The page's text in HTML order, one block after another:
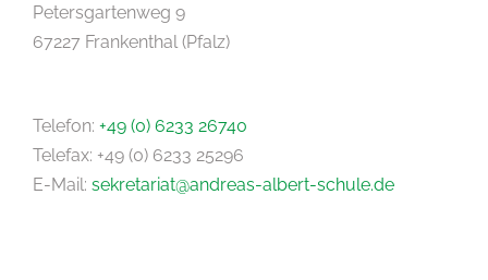
Petersgartenweg 9
67227 Frankenthal (Pfalz)
Telefon: +49 (0) 6233 26740
Telefax: +49 (0) 6233 25296
E-Mail: sekretariat@andreas-albert-schule.de